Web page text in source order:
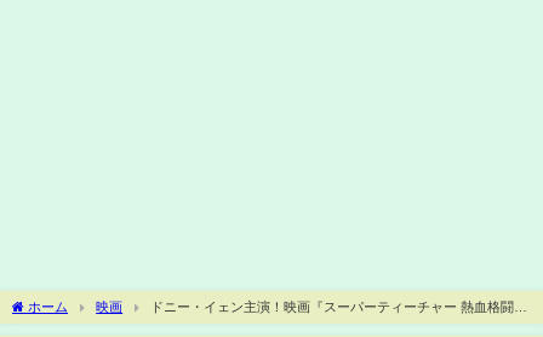
ホーム 映画
ドニー・イェン主演！映画『スーパーティーチャー 熱血格闘』
日本版本予告編